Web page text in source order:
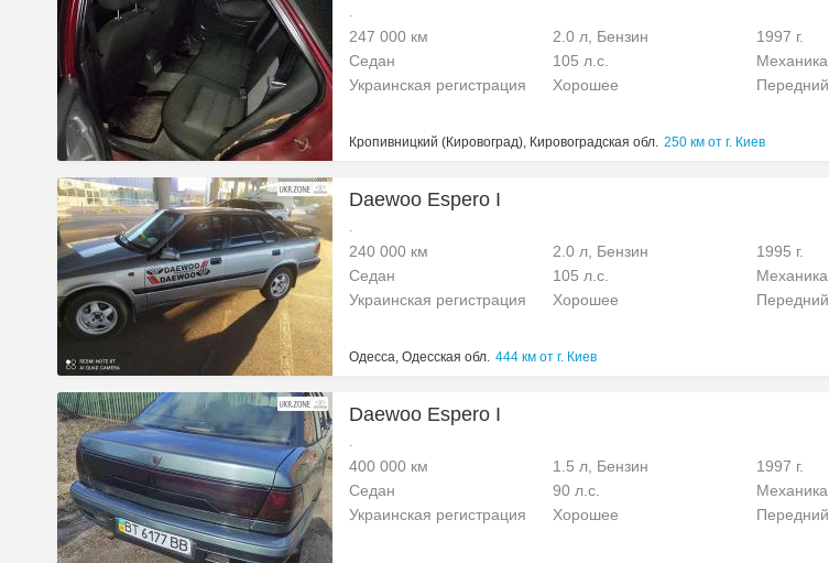
.
247 000 км 2.0 л, Бензин
1997 г.
Седан
105 л.с.
Механика
Украинская регистрация
Хорошее Передний
Кропивницкий (Кировоград), Кировоградская обл. 250 км от г. Киев
Daewoo Espero I
.
240 000 км 2.0 л, Бензин
1995 г.
Седан
105 л.с.
Механика
Украинская регистрация
Хорошее Передний
Одесса, Одесская обл. 444 км от г. Киев
Daewoo Espero I
.
400 000 км 1.5 л, Бензин
1997 г.
Седан
90 л.с.
Механика
Украинская регистрация
Хорошее Передний